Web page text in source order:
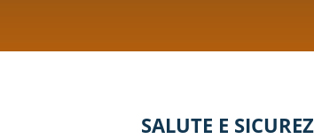
SALUTE E